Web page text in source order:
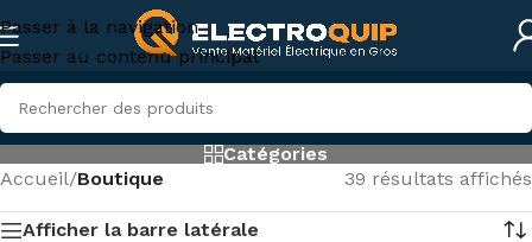
Passer à la navigation
Passer au contenu principal
Catégories
Accueil/Boutique 39 résultats affichés
Afficher la barre latérale